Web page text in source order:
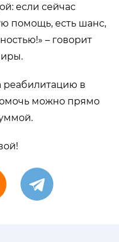
если сейчас
помощь, есть шанс,
– говорит
реабилитацию в
можно прямо